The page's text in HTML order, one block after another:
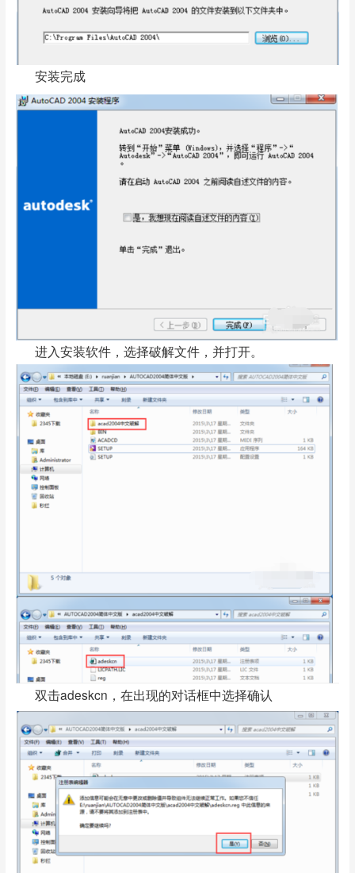
安装完成
进入安装软件，选择破解文件，并打开。
双击adeskcn，在出现的对话框中选择确认